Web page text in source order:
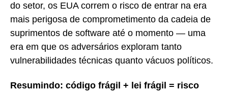
do setor, os EUA correm o risco de entrar na era
mais perigosa de comprometimento da cadeia de
suprimentos de software até o momento — uma
era em que os adversários exploram tanto
vulnerabilidades técnicas quanto vácuos políticos.
Resumindo: código frágil + lei frágil = risco